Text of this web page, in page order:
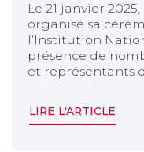
Le 21 janvier
organisé sa
l’Institution
présence de
et représentants
et Sécurité.
LIRE L'ARTICLE